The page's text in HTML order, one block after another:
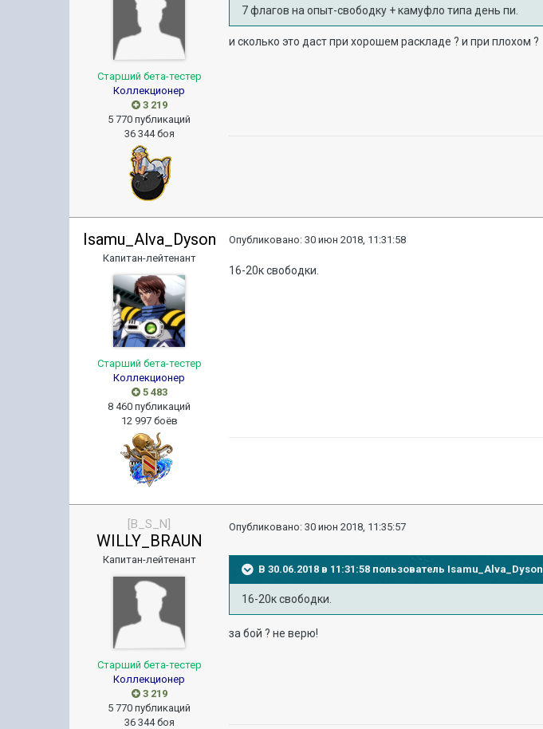
Старший бета-тестер
Коллекционер
3 219
5 770 публикаций
36 344 боя
7 флагов на опыт-свободку + камуфло типа день пи.
и сколько это даст при хорошем раскладе ? и при плохом ?
Isamu_Alva_Dyson
Капитан-лейтенант
Старший бета-тестер
Коллекционер
5 483
8 460 публикаций
12 997 боёв
Опубликовано:30 июн 2018, 11:31:58
16-20к свободки.
[B_S_N]
WILLY_BRAUN
Капитан-лейтенант
Старший бета-тестер
Коллекционер
3 219
5 770 публикаций
36 344 боя
Опубликовано:30 июн 2018, 11:35:57
В 30.06.2018 в 11:31:58 пользователь Isamu_Alva_Dyson
16-20к свободки.
за бой ? не верю!